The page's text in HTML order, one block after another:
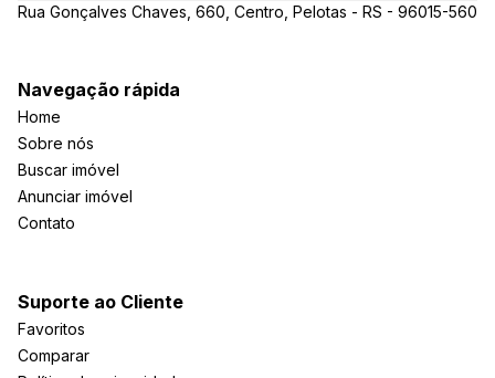
Rua Gonçalves Chaves, 660, Centro, Pelotas - RS - 96015-560
Navegação rápida
Home
Sobre nós
Buscar imóvel
Anunciar imóvel
Contato
Suporte ao Cliente
Favoritos
Comparar